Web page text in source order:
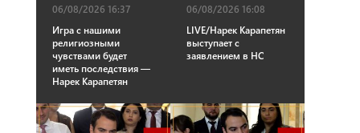
06/08/2026 16:37
Игра с нашими
религиозными
чувствами будет
иметь последствия —
Нарек Карапетян
06/08/2026 16:08
LIVE/Нарек Карапетян
выступает с
заявлением в НС